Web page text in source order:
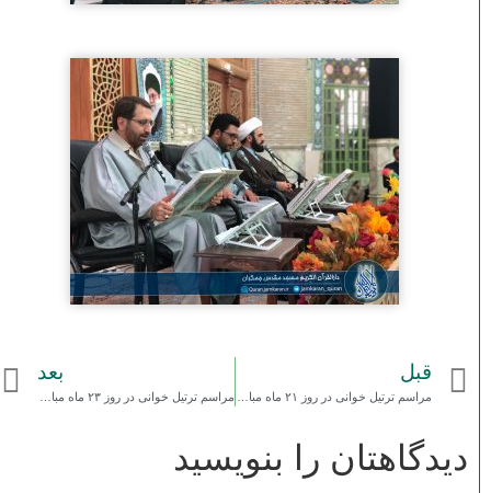
قبل
مراسم ترتیل خوانی در روز ۲۱ ماه مبارک رمضان ۱۳۹۷
بعد
مراسم ترتیل خوانی در روز ۲۳ ماه مبارک رمضان ۱۳۹۷
دیدگاهتان را بنویسید